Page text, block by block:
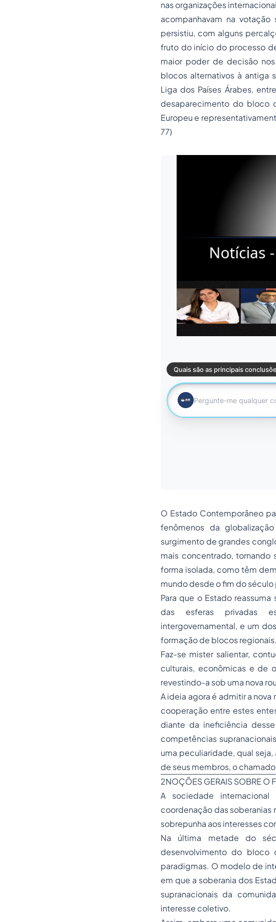
nas organizações
acompanhavam na
persistiu, com alguns
fruto do início do processo
maior poder de decisão
blocos alternativos à antiga
Liga dos Países Árabes,
desaparecimento do bloco
Europeu e
77)
O Estado Contemporâneo
fenômenos da
surgimento de grandes
mais concentrado,
forma isolada, como têm
mundo desde o fim do século
Para que o Estado
das esferas privadas
intergovernamental, e um
formação de blocos regionais.
Faz-se mister salientar,
culturais, econômicas e de
revestindo-a sob uma nova
A ideia agora é admitir a
cooperação entre estes
diante da ineficiência
competências
uma peculiaridade, qual
de seus membros, o
2NOÇÕES GERAIS SOBRE O
A sociedade
coordenação das soberanias
sobrepunha aos interesses
Na última metade do
desenvolvimento do bloco
paradigmas. O modelo de
em que a soberania dos
supranacionais da
interesse coletivo.